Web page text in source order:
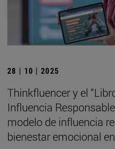
28 | 10 | 2025
Thinkfluencer y el
Influencia
modelo de influencia
bienestar emocional